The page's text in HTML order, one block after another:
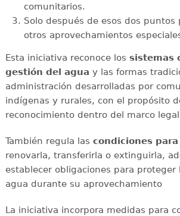
comunitarios.
Solo después de esos dos
otros aprovechamientos
Esta iniciativa reconoce los sistemas
gestión del agua y las formas
administración desarrolladas por
indígenas y rurales, con el propósito
reconocimiento dentro del marco
También regula las condiciones
renovarla, transferirla o extinguirla,
establecer obligaciones para proteger
agua durante su aprovechamiento
La iniciativa incorpora medidas para